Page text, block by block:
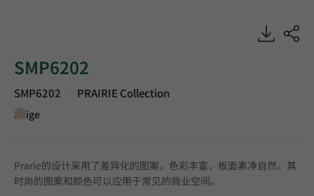
SMP6202, PRAIRIE, Homogeneous Sheet, HFLOR
SMP6202
SMP6202 PRAIRIE Collection
Beige
Prarie的设计采用了差异化的图案，色彩丰富，板面素净自然。其
时尚的图案和颜色可以应用于常见的商业空间。